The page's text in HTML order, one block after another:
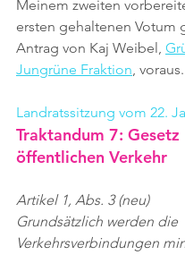
Meinem zweiten
ersten gehaltenen Votum
Antrag von Kaj Weibel,
Jungrüne Fraktion, voraus.
Landratssitzung vom 22.
Traktandum 7:
öffentlichen Verkehr
Artikel 1, Abs. 3 (neu)
Grundsätzlich werden die
Verkehrsverbindungen